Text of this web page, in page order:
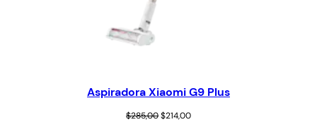
Aspiradora Xiaomi G9 Plus
$285,00$214,00